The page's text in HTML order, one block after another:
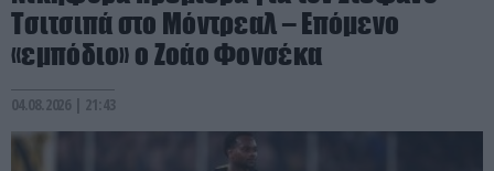
Τσιτσιπά στο Μόντρεαλ – Επόμενο
«εμπόδιο» ο Ζοάο Φονσέκα
04.08.2026 | 21:43